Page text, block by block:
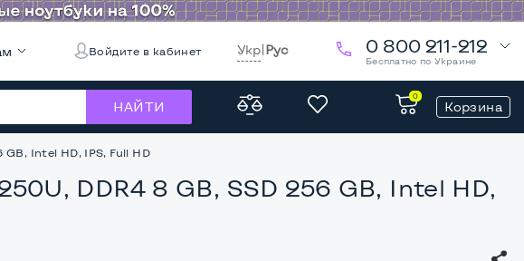
Войдите в кабинет Укр|Рус 0 800 211-212
Бесплатно по Украине
НАЙТИ
0
Корзина
Intel HD, IPS, Full HD
DDR4 8 GB, SSD 256 GB, Intel HD,